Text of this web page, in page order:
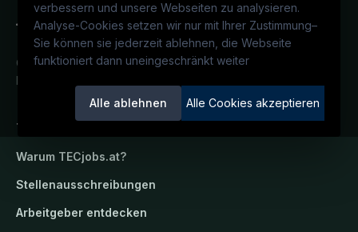
verbessern und unsere Webseiten zu analysieren.
Analyse-Cookies setzen wir nur mit Ihrer Zustimmung–
Sie können sie jederzeit ablehnen, die Webseite
funktioniert dann uneingeschränkt weiter
Alle ablehnen Alle Cookies akzeptieren
Österreichs technisches Karriereportal.
Ein Service der candidatis GmbH.
TECjobs.at
Warum TECjobs.at?
Stellenausschreibungen
Arbeitgeber entdecken